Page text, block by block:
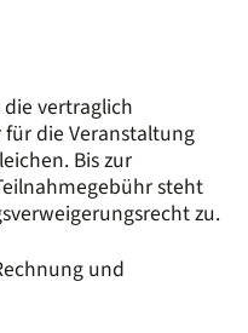
vertraglich
die Veranstaltung
Bis zur
steht
zu.
und